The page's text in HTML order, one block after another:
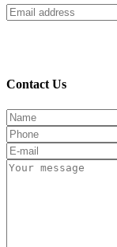
Contact Us